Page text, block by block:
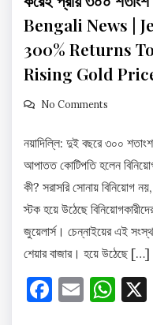
Bengali News |
300% Returns
Rising Gold
No Comments
নয়াদিল্লি: দুই বছরে ৩০০
আপাতত কোটিপতি হলেন
কী? সরাসরি সোনায় বিনিয়োগ
স্টক হয়ে উঠেছে বিনিয়োগকারীদের
জুয়েলার্স। চেন্নাইয়ের এই
শেয়ার বাজার। হয়ে উঠেছে […]
Email